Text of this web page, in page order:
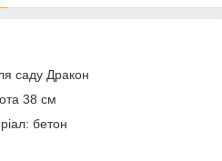
саду Дракон
38 см
бетон